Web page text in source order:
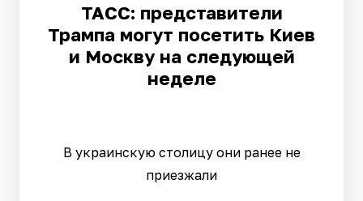
ТАСС: представители
Трампа могут посетить Киев
и Москву на следующей
неделе
В украинскую столицу они ранее не
приезжали